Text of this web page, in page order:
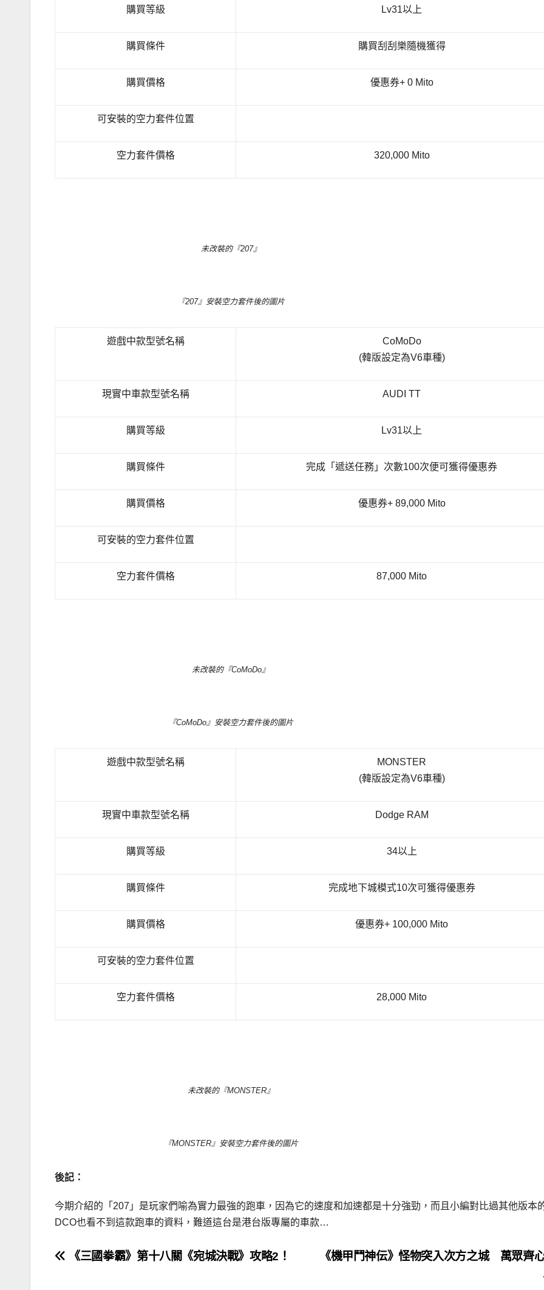
購買等級 Lv31以上
購買條件 購買刮刮樂隨機獲得
購買價格 優惠券+ 0 Mito
可安裝的空力套件位置
空力套件價格 320,000 Mito
未改裝的『207』
『207』安裝空力套件後的圖片
遊戲中款型號名稱
CoMoDo
(韓版設定為V6車種)
現實中車款型號名稱 AUDI TT
購買等級 Lv31以上
購買條件 完成「遞送任務」次數100次便可獲得優惠券
購買價格 優惠券+ 89,000 Mito
可安裝的空力套件位置
空力套件價格 87,000 Mito
未改裝的『CoMoDo』
『CoMoDo』安裝空力套件後的圖片
遊戲中款型號名稱
MONSTER
(韓版設定為V6車種)
現實中車款型號名稱 Dodge RAM
購買等級 34以上
購買條件 完成地下城模式10次可獲得優惠券
購買價格 優惠券+ 100,000 Mito
可安裝的空力套件位置
空力套件價格 28,000 Mito
未改裝的『MONSTER』
『MONSTER』安裝空力套件後的圖片
後記：
今期介紹的「207」是玩家們喻為實力最強的跑車，因為它的速度和加速都是十分強勁，而且小編對比過其他版本
DCO也看不到這款跑車的資料，難道這台是港台版專屬的車款…
文
《機甲鬥神伝》怪物突入次方之城 萬眾齊
《三國拳霸》第十八關《宛城決戰》攻略2！